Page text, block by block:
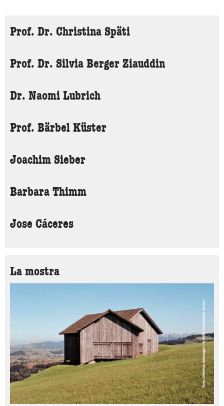
Prof. Dr. Christina Späti
Prof. Dr. Silvia Berger Ziauddin
Dr. Naomi Lubrich
Prof. Bärbel Küster
Joachim Sieber
Barbara Thimm
Jose Cáceres
La mostra